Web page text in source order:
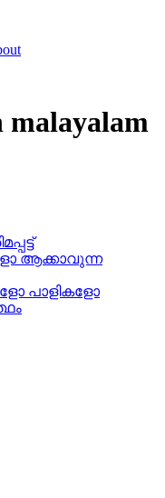
malayalam
ആക്കാവുന്ന
പാളികളോ